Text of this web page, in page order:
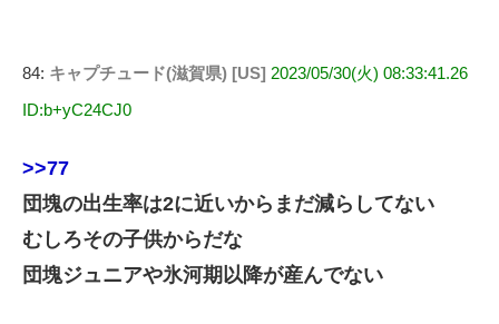
84: キャプチュード(滋賀県) [US] 2023/05/30(火) 08:33:41.26
ID:b+yC24CJ0
>>77
団塊の出生率は2に近いからまだ減らしてない
むしろその子供からだな
団塊ジュニアや氷河期以降が産んでない